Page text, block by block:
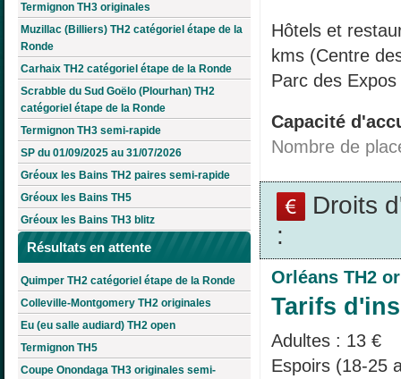
Termignon TH3 originales
Muzillac (Billiers) TH2 catégoriel étape de la
Ronde
Carhaix TH2 catégoriel étape de la Ronde
Scrabble du Sud Goëlo (Plourhan) TH2
catégoriel étape de la Ronde
Termignon TH3 semi-rapide
SP du 01/09/2025 au 31/07/2026
Gréoux les Bains TH2 paires semi-rapide
Gréoux les Bains TH5
Gréoux les Bains TH3 blitz
Résultats en attente
Quimper TH2 catégoriel étape de la Ronde
Colleville-Montgomery TH2 originales
Eu (eu salle audiard) TH2 open
Termignon TH5
Coupe Onondaga TH3 originales semi-
Hôtels et
kms (Centre
Parc des
Capacité
Nombre de
Droits
:
Orléans TH2
Tarifs
Adultes : 13 €
Espoirs (18-25